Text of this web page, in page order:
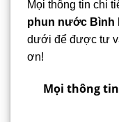
Mọi thông tin chi
phun nước Bình
dưới để được tư
ơn!
Mọi thông